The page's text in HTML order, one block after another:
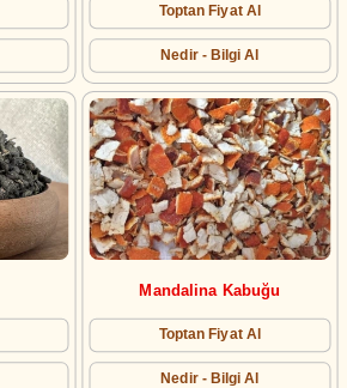
Toptan Fiyat Al
Nedir - Bilgi Al
Mandalina Kabuğu
Toptan Fiyat Al
Nedir - Bilgi Al